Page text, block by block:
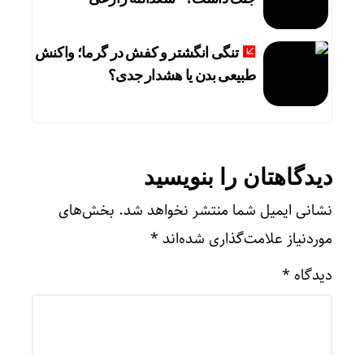
تنگی انگشتر و کفش در گرما؛ واکنش
طبیعی بدن یا هشدار جدی؟
دیدگاهتان را بنویسید
نشانی ایمیل شما منتشر نخواهد شد. بخش‌های
موردنیاز علامت‌گذاری شده‌اند *
دیدگاه *